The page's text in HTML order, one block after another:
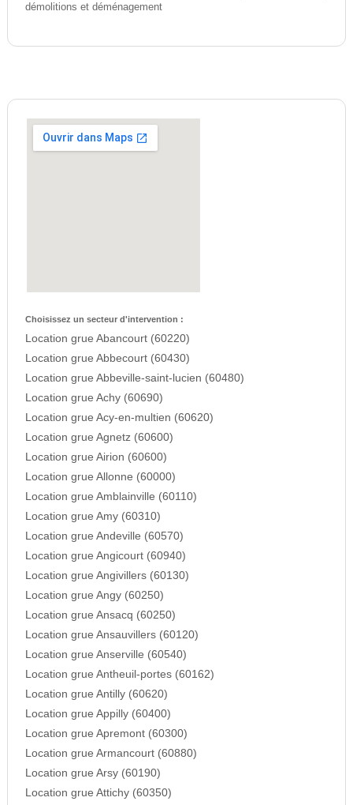
démolitions et déménagement
Choisissez un secteur d'intervention :
Location grue Abancourt (60220)
Location grue Abbecourt (60430)
Location grue Abbeville-saint-lucien (60480)
Location grue Achy (60690)
Location grue Acy-en-multien (60620)
Location grue Agnetz (60600)
Location grue Airion (60600)
Location grue Allonne (60000)
Location grue Amblainville (60110)
Location grue Amy (60310)
Location grue Andeville (60570)
Location grue Angicourt (60940)
Location grue Angivillers (60130)
Location grue Angy (60250)
Location grue Ansacq (60250)
Location grue Ansauvillers (60120)
Location grue Anserville (60540)
Location grue Antheuil-portes (60162)
Location grue Antilly (60620)
Location grue Appilly (60400)
Location grue Apremont (60300)
Location grue Armancourt (60880)
Location grue Arsy (60190)
Location grue Attichy (60350)